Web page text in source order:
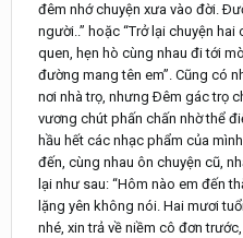
đêm nhớ chuyện xưa vào đời.
người..” hoặc “Trở lại chuyện hai
quen, hẹn hò cùng nhau đi tới
đường mang tên em”. Cũng có
nơi nhà trọ, nhưng Ðêm gác trọ
vương chút phấn chấn nhờ thể
hầu hết các nhạc phẩm của
đến, cùng nhau ôn chuyện cũ,
lại như sau: “Hôm nào em đến
lặng yên không nói. Hai mươi
nhé, xin trả về niềm cô đơn